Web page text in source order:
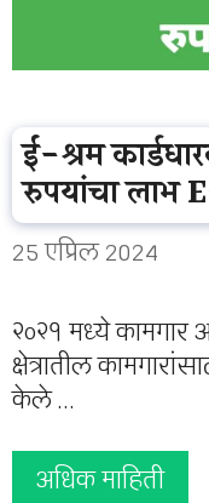
ई-श्रम
रुपयांचा लाभ
25 एप्रिल 2024
२०२१ मध्ये कामगार
क्षेत्रातील
केले …
अधिक माहिती